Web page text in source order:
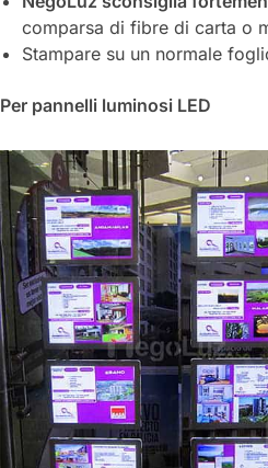
comparsa di fibre di carta o
Stampare su un normale
Per pannelli luminosi LED